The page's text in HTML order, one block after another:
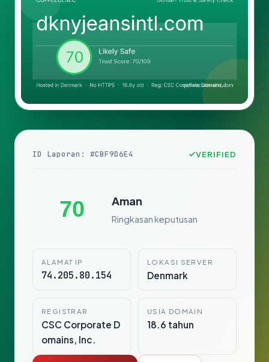
ID Laporan: #CBF9D6E4 VERIFIED
70 Aman
Ringkasan keputusan
ALAMAT IP
74.205.80.154
LOKASI SERVER
Denmark
REGISTRAR
CSC Corporate D
omains, Inc.
USIA DOMAIN
18.6 tahun